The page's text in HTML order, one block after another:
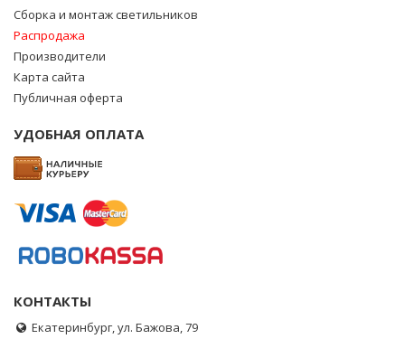
Сборка и монтаж светильников
Распродажа
Производители
Карта сайта
Публичная оферта
УДОБНАЯ ОПЛАТА
КОНТАКТЫ
Екатеринбург, ул. Бажова, 79